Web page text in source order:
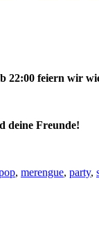
22:00 feiern wir
deine Freunde!
, merengue, party,